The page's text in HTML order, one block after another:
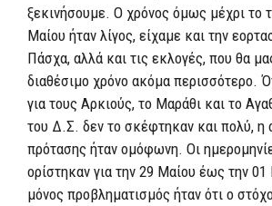
ξεκινήσουμε. Ο χρόνος όμως μέχρι το
Μαίου ήταν λίγος, είχαμε και την
Πάσχα, αλλά και τις εκλογές, που θα
διαθέσιμο χρόνο ακόμα περισσότερο.
για τους Αρκιούς, το Μαράθι και το
του Δ.Σ. δεν το σκέφτηκαν και πολύ, η
πρότασης ήταν ομόφωνη. Οι
ορίστηκαν για την 29 Μαίου έως την 01
μόνος προβληματισμός ήταν ότι ο